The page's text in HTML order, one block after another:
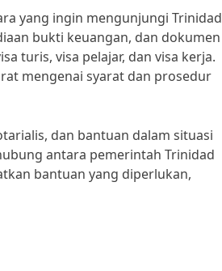
yang ingin mengunjungi Trinidad
bukti keuangan, dan dokumen
turis, visa pelajar, dan visa kerja.
mengenai syarat dan prosedur
dan bantuan dalam situasi
antara pemerintah Trinidad
bantuan yang diperlukan,